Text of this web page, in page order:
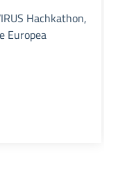
Hachkathon,
Europea